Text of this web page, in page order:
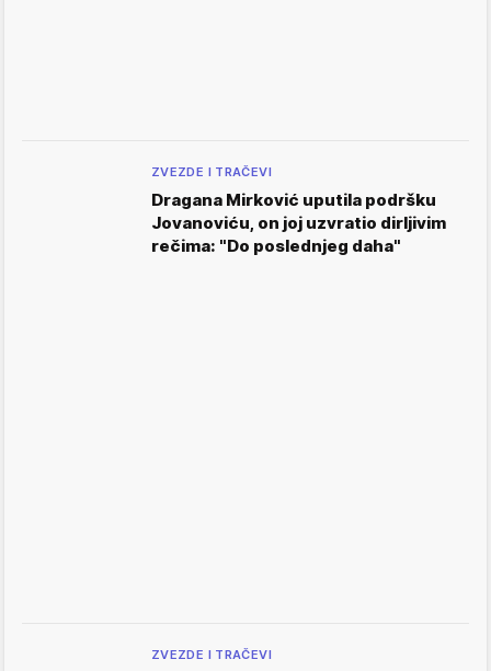
ZVEZDE I TRAČEVI
Dragana Mirković uputila podršku
Jovanoviću, on joj uzvratio dirljivim
rečima: "Do poslednjeg daha"
ZVEZDE I TRAČEVI